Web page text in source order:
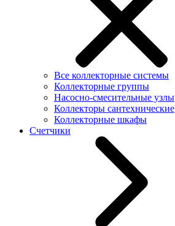
Все коллекторные системы
Коллекторные группы
Насосно-смесительные узлы
Коллекторы сантехнические
Коллекторные шкафы
Счетчики